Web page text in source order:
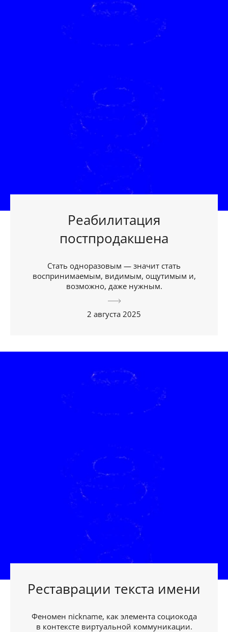
Реабилитация
постпродакшена
Стать одноразовым — значит стать
воспринимаемым, видимым, ощутимым и,
возможно, даже нужным.
2 августа 2025
Реставрации текста имени
Феномен nickname, как элемента социокода
в контексте виртуальной коммуникации.